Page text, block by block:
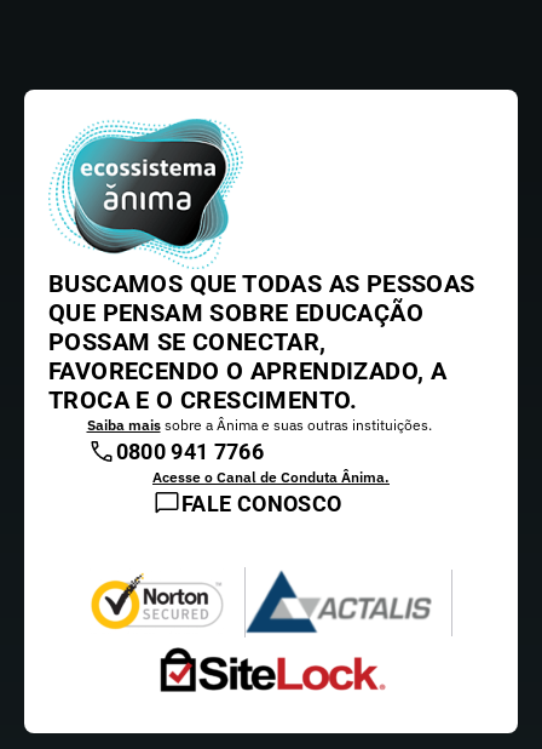
BUSCAMOS QUE TODAS AS PESSOAS
QUE PENSAM SOBRE EDUCAÇÃO
POSSAM SE CONECTAR,
FAVORECENDO O APRENDIZADO, A
TROCA E O CRESCIMENTO.
Saiba maissobre a Ânima e suas outras instituições.
0800 941 7766
Acesse o Canal de Conduta Ânima.
FALE CONOSCO